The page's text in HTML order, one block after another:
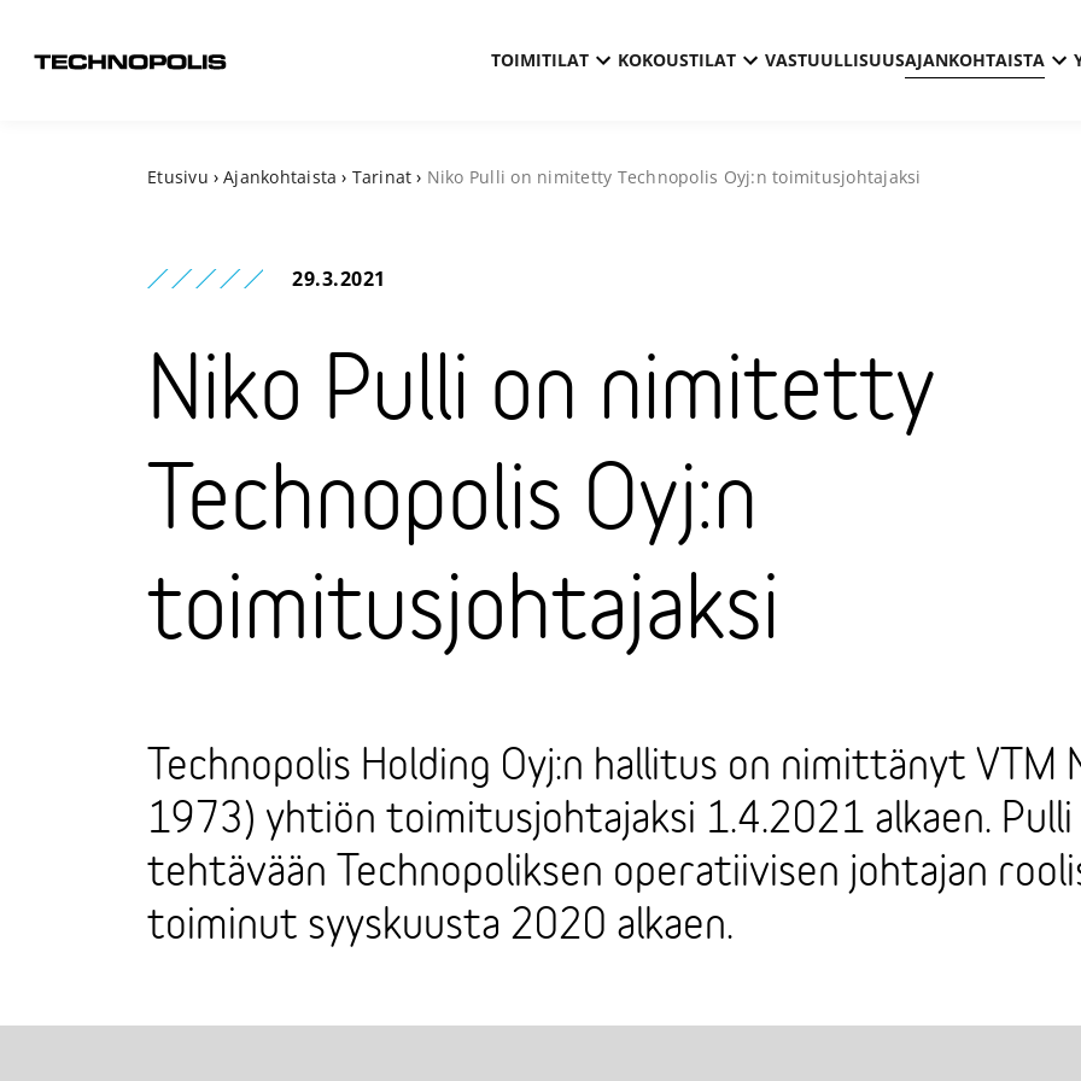
TOIMITILAT KOKOUSTILAT VASTUULLISUUSAJANKOHTAISTA
Etusivu › Ajankohtaista › Tarinat › Niko Pulli on nimitetty Technopolis Oyj:n toimitusjohtajaksi
29.3.2021
Niko Pulli on nimitetty
Technopolis Oyj:n
toimitusjohtajaksi
Technopolis Holding Oyj:n hallitus on nimittänyt VTM
1973) yhtiön toimitusjohtajaksi 1.4.2021 alkaen.
tehtävään Technopoliksen operatiivisen johtajan
toiminut syyskuusta 2020 alkaen.